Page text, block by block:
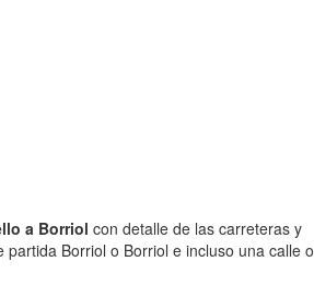
a Borriol con detalle de las carreteras y
Borriol o Borriol e incluso una calle o